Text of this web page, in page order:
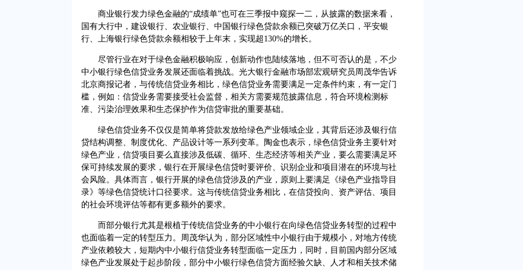
商业银行发力绿色金融的“成绩单”也可在三季报中窥探一二，从披露的数据来看，
国有大行中，建设银行、农业银行、中国银行绿色贷款余额已突破万亿关口，平安银
行、上海银行绿色贷款余额相较于上年末，实现超130%的增长。
尽管行业在对于绿色金融积极响应，创新动作也陆续落地，但不可否认的是，不少
中小银行绿色信贷业务发展还面临着挑战。光大银行金融市场部宏观研究员周茂华告诉
北京商报记者，与传统信贷业务相比，绿色信贷业务需要满足一定条件约束，有一定门
槛，例如：信贷业务需要接受社会监督，相关方需要规范披露信息，符合环境检测标
准、污染治理效果和生态保护作为信贷审批的重要基础。
绿色信贷业务不仅仅是简单将贷款发放给绿色产业领域企业，其背后还涉及银行信
贷结构调整、制度优化、产品设计等一系列变革。陶金也表示，绿色信贷业务主要针对
绿色产业，信贷项目要么直接涉及低碳、循环、生态经济等相关产业，要么需要满足环
保可持续发展的要求，银行在开展绿色信贷时要评价、识别企业和项目潜在的环境与社
会风险。具体而言，银行开展的绿色信贷涉及的产业，原则上要满足《绿色产业指导目
录》等绿色信贷统计口径要求。这与传统信贷业务相比，在信贷投向、资产评估、项目
的社会环境评估等都有更多额外的要求。
而部分银行尤其是根植于传统信贷业务的中小银行在向绿色信贷业务转型的过程中
也面临着一定的转型压力。周茂华认为，部分区域性中小银行由于规模小，对地方传统
产业依赖较大，短期内中小银行信贷业务转型面临一定压力，同时，目前国内部分区域
绿色产业发展处于起步阶段，部分中小银行绿色信贷方面经验欠缺、人才和相关技术储